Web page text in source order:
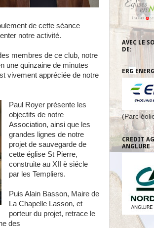
de cette séance
notre activité.
membres de ce club, notre
une quinzaine de minutes
vivement appréciée de notre
Paul Royer présente les
objectifs de notre
Association, ainsi que les
grandes lignes de notre
projet de sauvegarde de
cette église St Pierre,
construite au XII è siécle
par les Templiers.
Puis Alain Basson, Maire de
La Chapelle Lasson, et
porteur du projet, retrace le
des
AVEC LE
DE:
ERG
(Parc
CREDIT
ANGLURE